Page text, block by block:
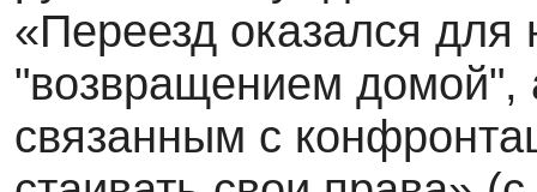
«Переезд оказался для
"возвращением
связанным с